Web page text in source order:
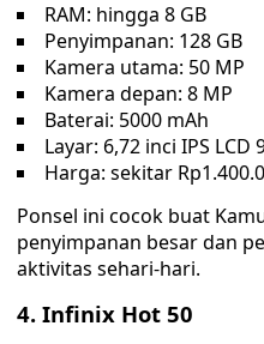
RAM: hingga 8 GB
Penyimpanan: 128 GB
Kamera utama: 50 MP
Kamera depan: 8 MP
Baterai: 5000 mAh
Layar: 6,72 inci IPS LCD
Harga: sekitar
Ponsel ini cocok buat
penyimpanan besar dan
aktivitas sehari-hari.
4. Infinix Hot 50